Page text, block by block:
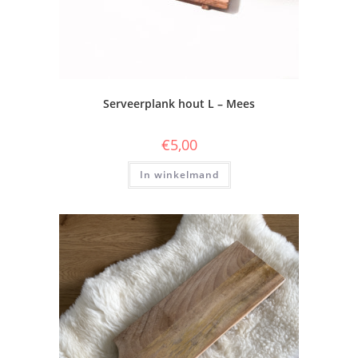
Serveerplank hout L – Mees
€5,00
In winkelmand